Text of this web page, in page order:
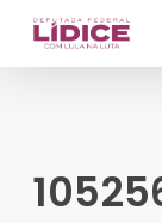
Skip